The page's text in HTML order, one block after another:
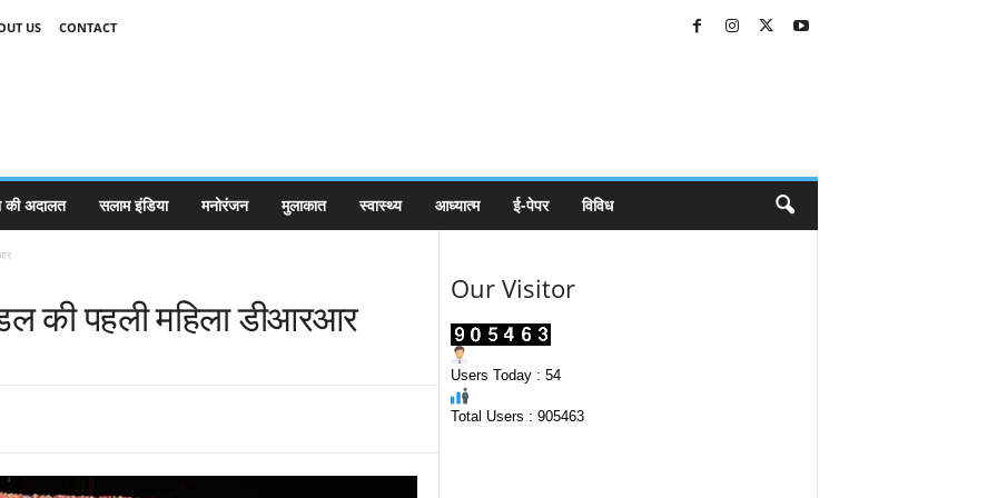
US
CONTACT
की अदालत सलाम इंडिया मनोरंजन मुलाकात स्वास्थ्य आध्यात्म ई-पेपर विविध
की पहली महिला डीआरआर
Our Visitor
Users Today : 54
Total Users : 905463